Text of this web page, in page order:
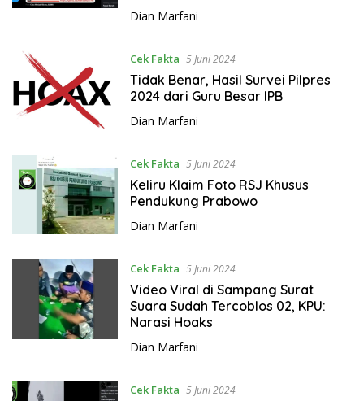
Dian Marfani
Cek Fakta 5 Juni 2024
Tidak Benar, Hasil Survei Pilpres
2024 dari Guru Besar IPB
Dian Marfani
Cek Fakta 5 Juni 2024
Keliru Klaim Foto RSJ Khusus
Pendukung Prabowo
Dian Marfani
Cek Fakta 5 Juni 2024
Video Viral di Sampang Surat
Suara Sudah Tercoblos 02, KPU:
Narasi Hoaks
Dian Marfani
Cek Fakta 5 Juni 2024